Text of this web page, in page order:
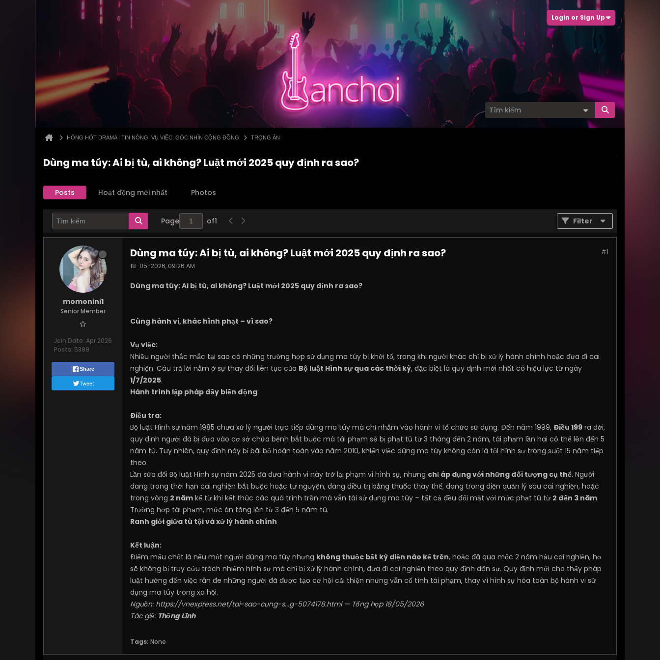
Login or Sign Up
HÓNG HỚT DRAMA | TIN NÓNG, VỤ VIỆC, GÓC NHÌN CỘNG ĐỒNG TRỌNG ÁN
Dùng ma túy: Ai bị tù, ai không? Luật mới 2025 quy định ra sao?
Posts Hoạt động mới nhất Photos
Page of1 Filter
momonini1
Senior Member
Join Date: Apr 2026
Posts: 5399
Share
Tweet
#1
Dùng ma túy: Ai bị tù, ai không? Luật mới 2025 quy định ra sao?
18-05-2026, 09:26 AM
Dùng ma túy: Ai bị tù, ai không? Luật mới 2025 quy định ra sao?
Cùng hành vi, khác hình phạt – vì sao?
Vụ việc:
Nhiều người thắc mắc tại sao có những trường hợp sử dụng ma túy bị khởi tố, trong khi người khác chỉ bị xử lý hành chính hoặc đưa đi cai
nghiện. Câu trả lời nằm ở sự thay đổi liên tục của Bộ luật Hình sự qua các thời kỳ, đặc biệt là quy định mới nhất có hiệu lực từ ngày
1/7/2025.
Hành trình lập pháp đầy biến động
Điều tra:
Bộ luật Hình sự năm 1985 chưa xử lý người trực tiếp dùng ma túy mà chỉ nhắm vào hành vi tổ chức sử dụng. Đến năm 1999, Điều 199 ra đời,
quy định người đã bị đưa vào cơ sở chữa bệnh bắt buộc mà tái phạm sẽ bị phạt tù từ 3 tháng đến 2 năm, tái phạm lần hai có thể lên đến 5
năm tù. Tuy nhiên, quy định này bị bãi bỏ hoàn toàn vào năm 2010, khiến việc dùng ma túy không còn là tội hình sự trong suốt 15 năm tiếp
theo.
Lần sửa đổi Bộ luật Hình sự năm 2025 đã đưa hành vi này trở lại phạm vi hình sự, nhưng chỉ áp dụng với những đối tượng cụ thể. Người
đang trong thời hạn cai nghiện bắt buộc hoặc tự nguyện, đang điều trị bằng thuốc thay thế, đang trong diện quản lý sau cai nghiện, hoặc
trong vòng 2 năm kể từ khi kết thúc các quá trình trên mà vẫn tái sử dụng ma túy – tất cả đều đối mặt với mức phạt tù từ 2 đến 3 năm.
Trường hợp tái phạm, mức án tăng lên từ 3 đến 5 năm tù.
Ranh giới giữa tù tội và xử lý hành chính
Kết luận:
Điểm mấu chốt là nếu một người dùng ma túy nhưng không thuộc bất kỳ diện nào kể trên, hoặc đã qua mốc 2 năm hậu cai nghiện, họ
sẽ không bị truy cứu trách nhiệm hình sự mà chỉ bị xử lý hành chính, đưa đi cai nghiện theo quy định dân sự. Quy định mới cho thấy pháp
luật hướng đến việc răn đe những người đã được tạo cơ hội cải thiện nhưng vẫn cố tình tái phạm, thay vì hình sự hóa toàn bộ hành vi sử
dụng ma túy trong xã hội.
Nguồn: https://vnexpress.net/tai-sao-cung-s...g-5074178.html— Tổng hợp 18/05/2026
Tác giả: Thống Lĩnh
Tags: None